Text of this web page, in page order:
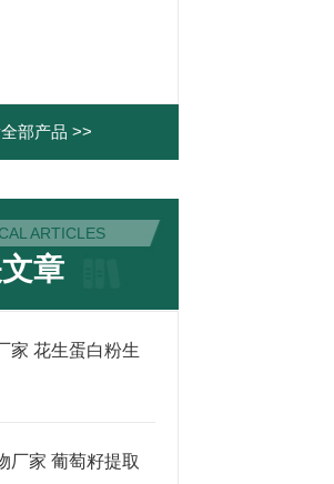
部产品 >>
ARTICLES
章
家 花生蛋白粉生
厂家 葡萄籽提取